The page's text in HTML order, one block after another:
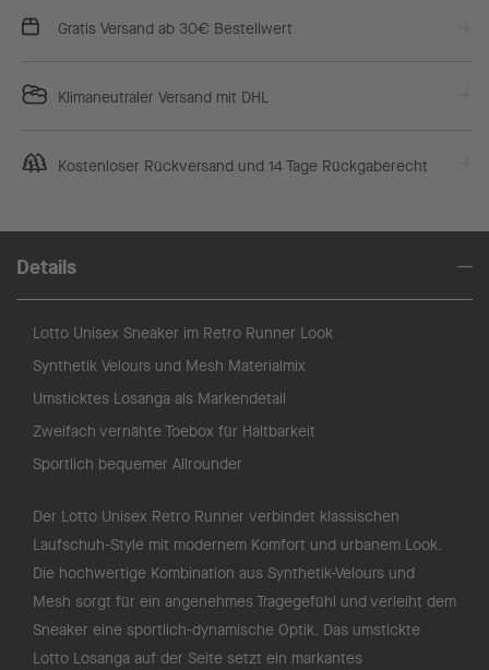
Gratis Versand ab 30€ Bestellwert
Klimaneutraler Versand mit DHL
Kostenloser Rückversand und 14 Tage Rückgaberecht
Details
Lotto Unisex Sneaker im Retro Runner Look
Synthetik Velours und Mesh Materialmix
Umsticktes Losanga als Markendetail
Zweifach vernähte Toebox für Haltbarkeit
Sportlich bequemer Allrounder
Der Lotto Unisex Retro Runner verbindet klassischen
Laufschuh-Style mit modernem Komfort und urbanem Look.
Die hochwertige Kombination aus Synthetik-Velours und
Mesh sorgt für ein angenehmes Tragegefühl und verleiht dem
Sneaker eine sportlich-dynamische Optik. Das umstickte
Lotto Losanga auf der Seite setzt ein markantes